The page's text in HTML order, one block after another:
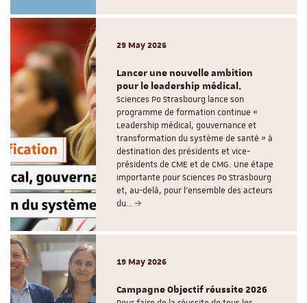
29 May 2026
Lancer une nouvelle ambition
pour le leadership médical.
Sciences Po Strasbourg lance son
programme de formation continue «
Leadership médical, gouvernance et
transformation du système de santé » à
destination des présidents et vice-
présidents de CME et de CMG. Une étape
importante pour Sciences Po Strasbourg
et, au-delà, pour l’ensemble des acteurs
du…
19 May 2026
Campagne Objectif réussite 2026